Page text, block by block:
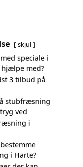
skjul
speciale i
med?
3 tilbud på
stubfræsning
ved
i
i Harte?